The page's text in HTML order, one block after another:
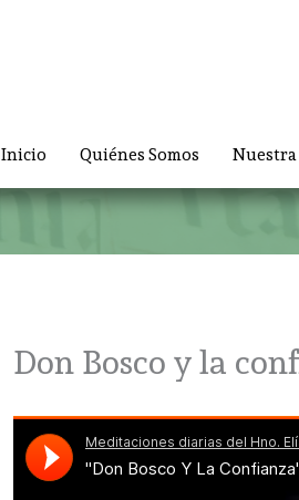
Inicio Quiénes Somos Nuestra
Don Bosco y la